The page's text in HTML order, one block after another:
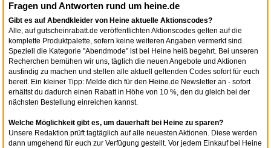
Fragen und Antworten rund um heine.de
Gibt es auf Abendkleider von Heine aktuelle Aktionscodes?
Alle, auf gutscheinrabatt.de veröffentlichten Aktionscodes gelten auf die
komplette Produktpalette, sofern keine weiteren Angaben vermerkt sind.
Speziell die Kategorie "Abendmode" ist bei Heine heiß begehrt. Bei unseren
Recherchen bemühen wir uns, täglich die neuen Angebote und Aktionen
ausfindig zu machen und stellen alle aktuell geltenden Codes sofort für euch
bereit. Ein kleiner Tipp: Melde dich für den Heine.de Newsletter an - sofort
erhältst du dadurch einen Rabatt in Höhe von 10 %, den du gleich bei der
nächsten Bestellung einreichen kannst.
Welche Möglichkeit gibt es, um dauerhaft bei Heine zu sparen?
Unsere Redaktion prüft tagtäglich auf alle neuesten Aktionen. Diese werden
dann umgehend für euch zur Verfügung gestellt. Vor jedem Einkauf bei Heine